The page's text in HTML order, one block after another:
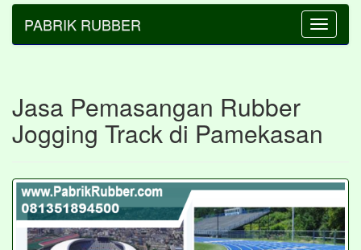
Toggle
PABRIK RUBBER
Jasa Pemasangan Rubber
Jogging Track di Pamekasan